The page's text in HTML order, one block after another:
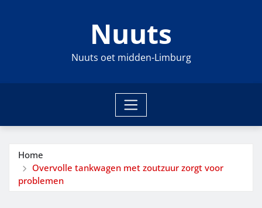
Nuuts
Nuuts oet midden-Limburg
Home
Overvolle tankwagen met zoutzuur zorgt voor
problemen